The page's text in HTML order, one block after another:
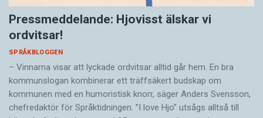
Pressmeddelande: Hjovisst älskar vi
ordvitsar!
SPRÅKBLOGGEN
– Vinnarna visar att lyckade ordvitsar alltid går hem. En bra
kommunslogan kombinerar ett träffsäkert budskap om
kommunen med en humoristisk knorr, säger Anders Svensson,
chefredaktör för Språktidningen. ”I love Hjo” utsågs alltså till